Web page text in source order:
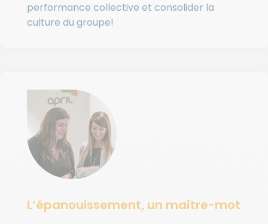
performance collective et consolider la
culture du groupe!
L’épanouissement, un maître-mot